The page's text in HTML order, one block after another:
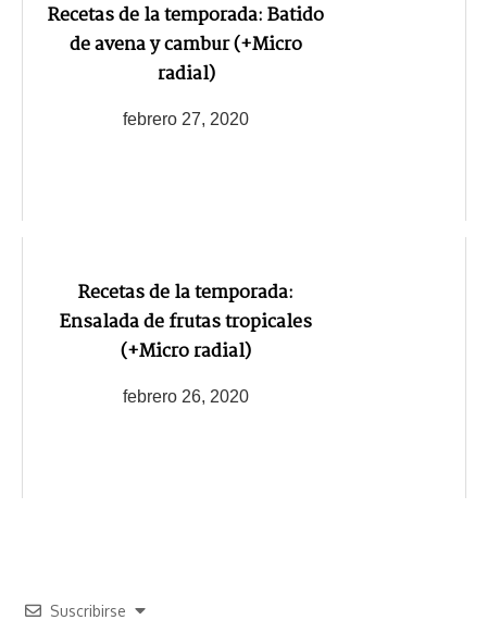
Recetas de la temporada: Batido
de avena y cambur (+Micro
radial)
febrero 27, 2020
Recetas de la temporada:
Ensalada de frutas tropicales
(+Micro radial)
febrero 26, 2020
Suscribirse